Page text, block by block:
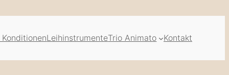
LeihinstrumenteTrio Animato Kontakt